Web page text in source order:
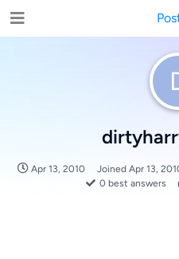
Apr 13, 2010 Joined Apr 13,
0 best answers